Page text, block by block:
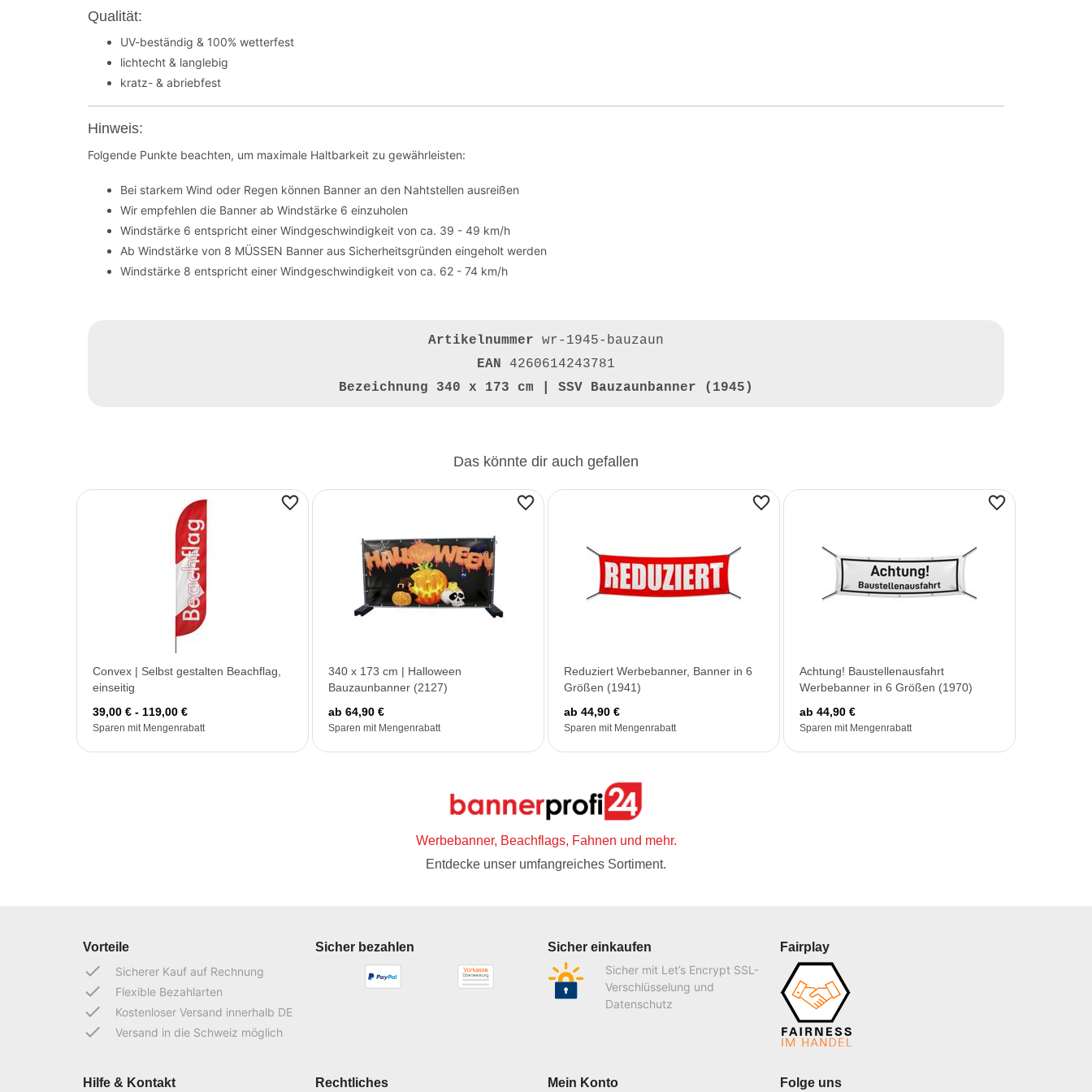
Qualität:
UV-beständig & 100% wetterfest
lichtecht & langlebig
kratz- & abriebfest
Hinweis:
Folgende Punkte beachten, um maximale Haltbarkeit zu gewährleisten:
Bei starkem Wind oder Regen können Banner an den Nahtstellen ausreißen
Wir empfehlen die Banner ab Windstärke 6 einzuholen
Windstärke 6 entspricht einer Windgeschwindigkeit von ca. 39 - 49 km/h
Ab Windstärke von 8 MÜSSEN Banner aus Sicherheitsgründen eingeholt werden
Windstärke 8 entspricht einer Windgeschwindigkeit von ca. 62 - 74 km/h
Artikelnummer wr-1945-bauzaun
EAN 4260614243781
Bezeichnung 340 x 173 cm | SSV Bauzaunbanner (1945)
Das könnte dir auch gefallen
Convex | Selbst gestalten Beachflag,
einseitig
39,00 € - 119,00 €
Sparen mit Mengenrabatt
340 x 173 cm | Halloween
Bauzaunbanner (2127)
ab 64,90 €
Sparen mit Mengenrabatt
Reduziert Werbebanner, Banner in 6
Größen (1941)
ab 44,90 €
Sparen mit Mengenrabatt
Achtung! Baustellenausfahrt
Werbebanner in 6 Größen (1970)
ab 44,90 €
Sparen mit Mengenrabatt
Werbebanner, Beachflags, Fahnen und mehr.
Entdecke unser umfangreiches Sortiment.
Vorteile
done Sicherer Kauf auf Rechnung
done Flexible Bezahlarten
done Kostenloser Versand innerhalb DE
done Versand in die Schweiz möglich
Sicher bezahlen
Sicher einkaufen
Sicher mit Let’s Encrypt SSL-
Verschlüsselung und
Datenschutz
Fairplay
Hilfe & Kontakt Rechtliches Mein Konto Folge uns